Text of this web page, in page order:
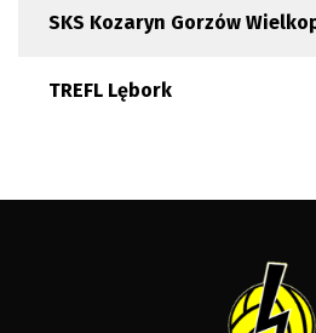
SKS Kozaryn Gorzów
TREFL Lębork